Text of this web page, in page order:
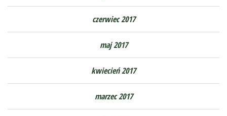
czerwiec 2017
maj 2017
kwiecień 2017
marzec 2017